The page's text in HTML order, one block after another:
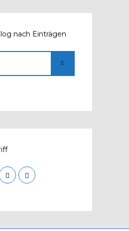
nach Einträgen